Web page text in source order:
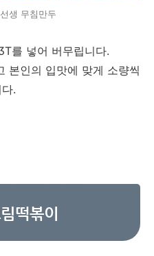
생 무침만두
를 넣어 버무립니다.
본인의 입맛에 맞게 소량씩
.
떡볶이